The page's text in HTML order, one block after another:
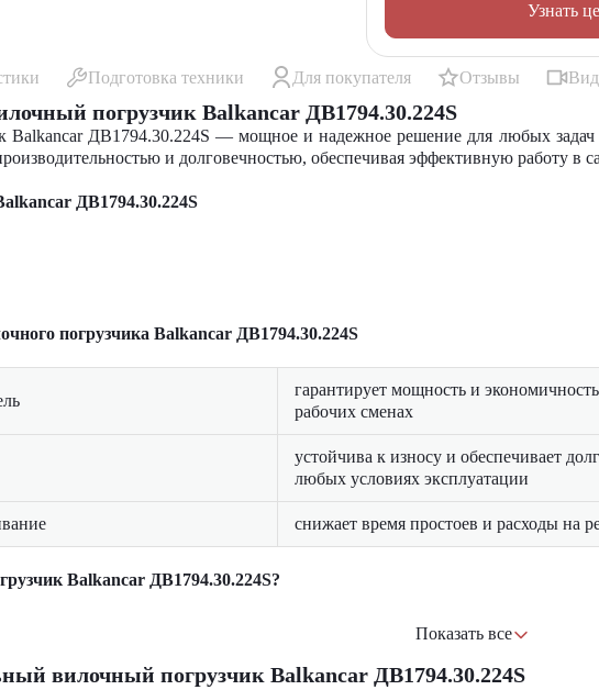
Узнать
Подготовка техники Для покупателя Отзывы
погрузчик Balkancar ДВ1794.30.224S
Balkancar ДВ1794.30.224S — мощное и надежное решение для любых
и долговечностью, обеспечивая эффективную работу в
ДВ1794.30.224S
погрузчика Balkancar ДВ1794.30.224S
гарантирует мощность и
рабочих сменах
устойчива к износу и обеспечивает
любых условиях эксплуатации
снижает время простоев и расходы на
Balkancar ДВ1794.30.224S?
центры
Показать все
вилочный погрузчик Balkancar ДВ1794.30.224S